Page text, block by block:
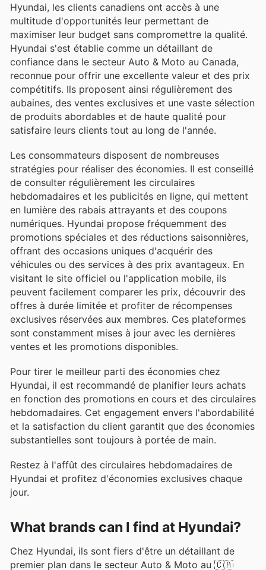
Hyundai, les clients canadiens ont accès à une
multitude d'opportunités leur permettant de
maximiser leur budget sans compromettre la qualité.
Hyundai s'est établie comme un détaillant de
confiance dans le secteur Auto & Moto au Canada,
reconnue pour offrir une excellente valeur et des prix
compétitifs. Ils proposent ainsi régulièrement des
aubaines, des ventes exclusives et une vaste sélection
de produits abordables et de haute qualité pour
satisfaire leurs clients tout au long de l'année.
Les consommateurs disposent de nombreuses
stratégies pour réaliser des économies. Il est conseillé
de consulter régulièrement les circulaires
hebdomadaires et les publicités en ligne, qui mettent
en lumière des rabais attrayants et des coupons
numériques. Hyundai propose fréquemment des
promotions spéciales et des réductions saisonnières,
offrant des occasions uniques d'acquérir des
véhicules ou des services à des prix avantageux. En
visitant le site officiel ou l'application mobile, ils
peuvent facilement comparer les prix, découvrir des
offres à durée limitée et profiter de récompenses
exclusives réservées aux membres. Ces plateformes
sont constamment mises à jour avec les dernières
ventes et les promotions disponibles.
Pour tirer le meilleur parti des économies chez
Hyundai, il est recommandé de planifier leurs achats
en fonction des promotions en cours et des circulaires
hebdomadaires. Cet engagement envers l'abordabilité
et la satisfaction du client garantit que des économies
substantielles sont toujours à portée de main.
Restez à l'affût des circulaires hebdomadaires de
Hyundai et profitez d'économies exclusives chaque
jour.
What brands can I find at Hyundai?
Chez Hyundai, ils sont fiers d'être un détaillant de
premier plan dans le secteur Auto & Moto au 🇨🇦